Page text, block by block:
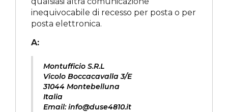
inequivocabile di recesso per posta o per
posta elettronica.
A:
Montufficio S.R.L
Vicolo Boccacavalla 3/E
31044 Montebelluna
Italia
Email: info@duse4810.it